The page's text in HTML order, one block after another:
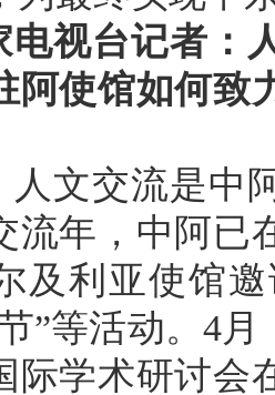
电视台记者：
阿使馆如何致
人文交流是中
流年，中阿已
及利亚使馆
”等活动。4
际学术研讨会